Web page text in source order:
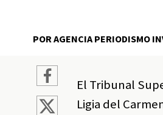
POR AGENCIA PERIODISMO
El Tribunal
Ligia del